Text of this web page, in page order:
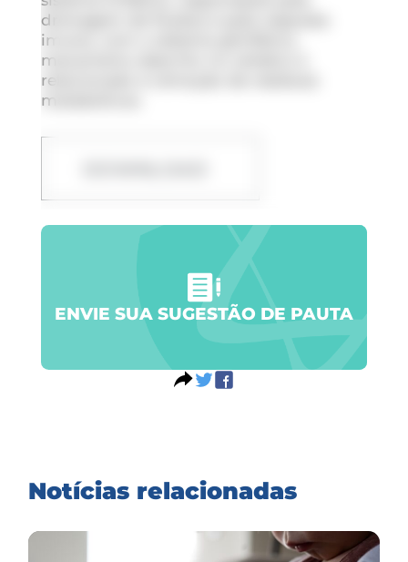
drenagem de fluidos e pela resposta
imune, com o sistema glinfático,
mecanismo descrito no cérebro e
relacionado à remoção de resíduos
metabólicos.
ENVIE SUA SUGESTÃO DE PAUTA
Notícias relacionadas